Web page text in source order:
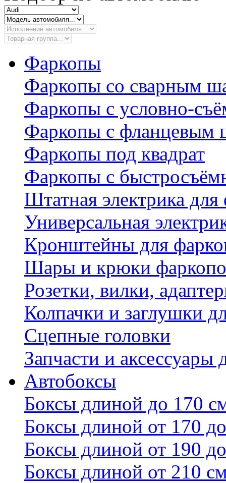
Фаркопы
Фаркопы со сварным
Фаркопы с условно-
Фаркопы с фланцевым
Фаркопы под квадрат
Фаркопы с
Штатная электрика
Универсальная
Кронштейны для
Шары и крюки
Розетки, вилки,
Колпачки и заглушки
Сцепные головки
Запчасти и аксессуары
Автобоксы
Боксы длиной до 170
Боксы длиной от 170
Боксы длиной от 190
Боксы длиной от 210